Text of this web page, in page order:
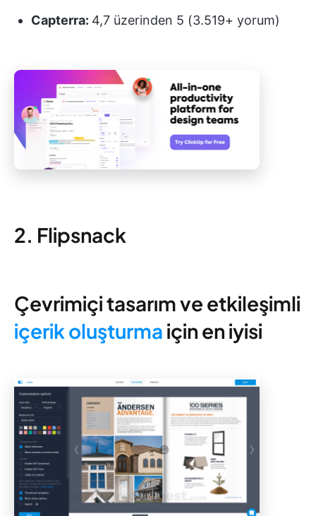
Capterra: 4,7 üzerinden 5 (3.519+ yorum)
2. Flipsnack
Çevrimiçi tasarım ve etkileşimli
içerik oluşturma için en iyisi